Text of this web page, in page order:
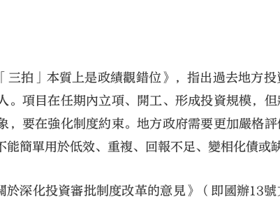
拍」本質上是政績觀錯位》，指出過去地方
。項目在任期內立項、開工、形成投資規模，
，要在強化制度約束。地方政府需要更加嚴格評
簡單用於低效、重複、回報不足、變相化債或
深化投資審批制度改革的意見》（即國辦13